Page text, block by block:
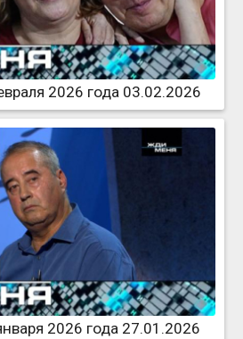
2026 года 03.02.2026
2026 года 27.01.2026